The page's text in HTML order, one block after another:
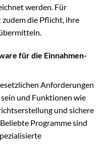
werden. Für
die Pflicht, ihre
für die Einnahmen-
Anforderungen
und Funktionen wie
und sichere
Programme sind